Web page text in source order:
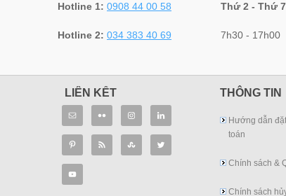
Hotline 1: 0908 44 00 58
Hotline 2: 034 383 40 69
Thứ 2 - Thứ 7
7h30 - 17h00
LIÊN KẾT THÔNG TIN
Hướng dẫn
toán
Chính sách &
Chính sách